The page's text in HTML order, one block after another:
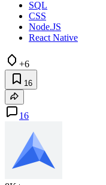
SQL
CSS
Node.JS
React Native
+6
16
16